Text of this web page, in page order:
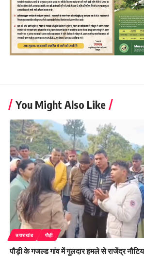
You Might Also Like
उत्तराखंड पौड़ी
पौड़ी के गजल्ड गांव में गुलदार हमले से राजेंद्र